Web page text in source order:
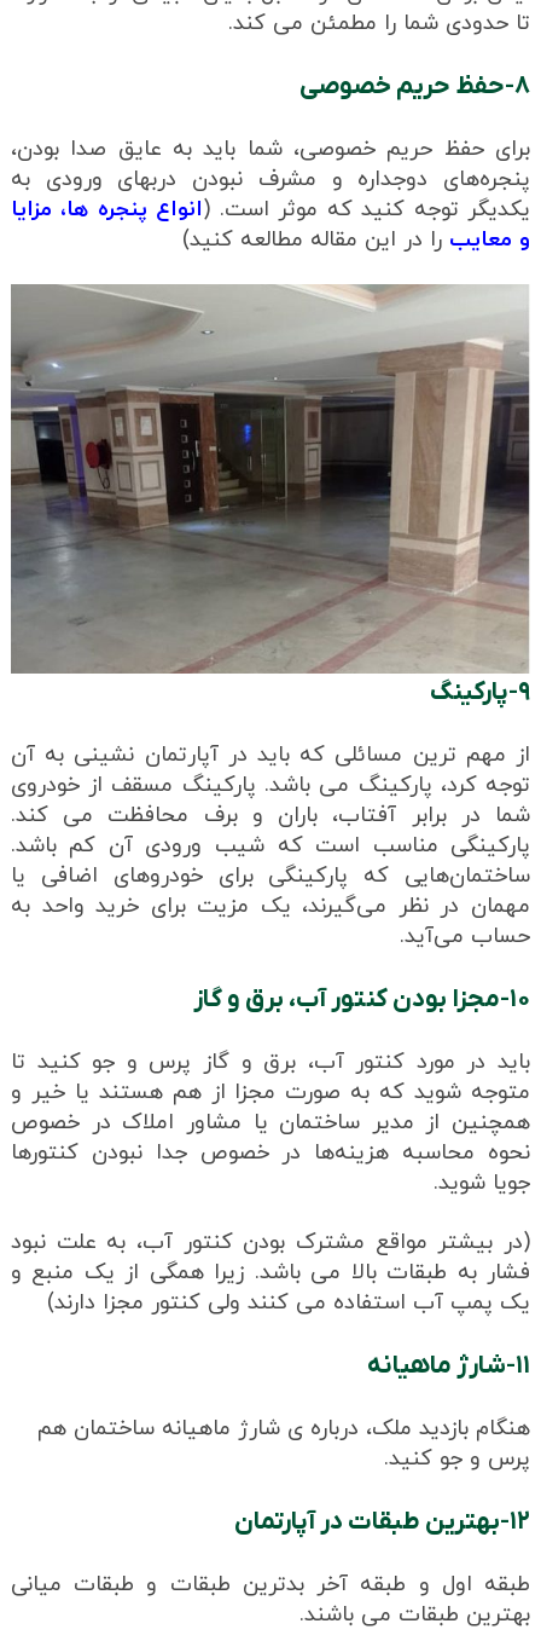
تا حدودی شما را مطمئن می کند.
۸-حفظ حریم خصوصی
برای حفظ حریم خصوصی، شما باید به عایق صدا بودن،
پنجره‌های دوجداره و مشرف نبودن دربهای ورودی به
یکدیگر توجه کنید که موثر است. (انواع پنجره ها، مزایا
و معایب را در این مقاله مطالعه کنید)
۹-پارکینگ
از مهم ترین مسائلی که باید در آپارتمان نشینی به آن
توجه کرد، پارکینگ می باشد. پارکینگ مسقف از خودروی
شما در برابر آفتاب، باران و برف محافظت می کند.
پارکینگی مناسب است که شیب ورودی آن کم باشد.
ساختمان‌هایی که پارکینگی برای خودروهای اضافی یا
مهمان در نظر می‌گیرند، یک مزیت برای خرید واحد به
حساب می‌آید.
۱۰-مجزا بودن کنتور آب، برق و گاز
باید در مورد کنتور آب، برق و گاز پرس و جو کنید تا
متوجه شوید که به صورت مجزا از هم هستند یا خیر و
همچنین از مدیر ساختمان یا مشاور املاک در خصوص
نحوه محاسبه هزینه‌ها در خصوص جدا نبودن کنتورها
جویا شوید.
(در بیشتر مواقع مشترک بودن کنتور آب، به علت نبود
فشار به طبقات بالا می باشد. زیرا همگی از یک منبع و
یک پمپ آب استفاده می کنند ولی کنتور مجزا دارند)
۱۱-شارژ ماهیانه
هنگام بازدید ملک، درباره ی شارژ ماهیانه ساختمان هم
پرس و جو کنید.
۱۲-بهترین طبقات در آپارتمان
طبقه اول و طبقه آخر بدترین طبقات و طبقات میانی
بهترین طبقات می باشند.